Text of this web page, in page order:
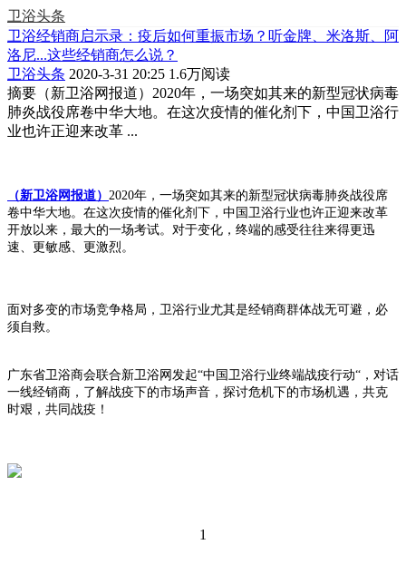
卫浴头条
卫浴经销商启示录：疫后如何重振市场？听金牌、米洛斯、阿
洛尼...这些经销商怎么说？
卫浴头条 2020-3-31 20:25 1.6万阅读
摘要 （新卫浴网报道）2020年，一场突如其来的新型冠状病毒
肺炎战役席卷中华大地。在这次疫情的催化剂下，中国卫浴行
业也许正迎来改革 ...
（新卫浴网报道） 2020年，一场突如其来的新型冠状病毒肺炎战役席
卷中华大地。在这次疫情的催化剂下，中国卫浴行业也许正迎来改革
开放以来，最大的一场考试。对于变化，终端的感受往往来得更迅
速、更敏感、更激烈。
面对多变的市场竞争格局，卫浴行业尤其是经销商群体战无可避，必
须自救。
广东省卫浴商会联合新卫浴网发起“中国卫浴行业终端战疫行动“，对话
一线经销商，了解战疫下的市场声音，探讨危机下的市场机遇，共克
时艰，共同战疫！
1